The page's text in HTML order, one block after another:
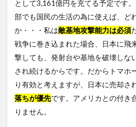
として3,161億円を充てる予定です
部でも国民の生活の為に使えば、ど
か・・・私は敵基地攻撃能力は必須
戦争に巻き込まれた場合、日本に飛
撃しても、発射台や基地を破壊しな
され続けるからです。だからトマホ
り有効と考えますが、日本に売却さ
落ちが優先です。アメリカとの付き
りません。